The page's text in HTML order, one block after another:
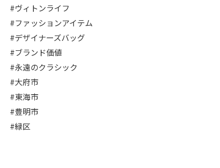
#ヴィトンライフ
#ファッションアイテム
#デザイナーズバッグ
#ブランド価値
#永遠のクラシック
#大府市
#東海市
#豊明市
#緑区